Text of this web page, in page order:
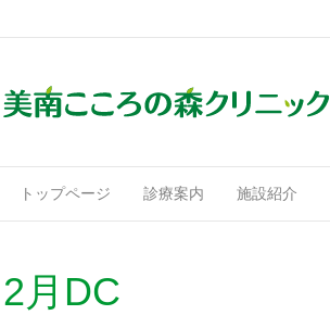
トップページ 診療案内 施設紹介
2月DC